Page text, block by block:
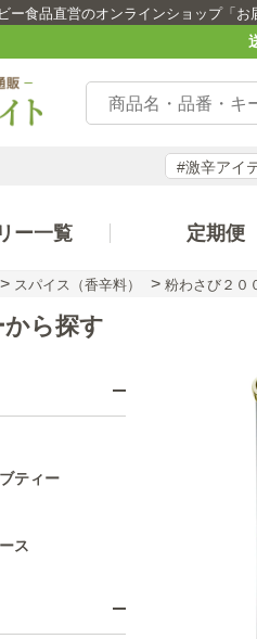
ー食品直営のオンラインショップ「お
#激辛アイ
ー一覧 定期便
> スパイス（香辛料） > 粉わさび２０
ら探す
ティー
ス